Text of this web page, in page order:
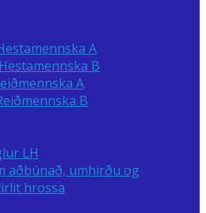
A
B
A
B
LH
aðbúnað, umhirðu og
hrossa